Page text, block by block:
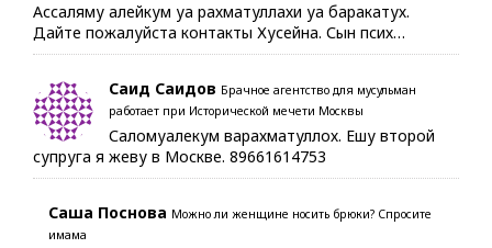
Ассаляму алейкум уа рахматуллахи уа баракатух.
Дайте пожалуйста контакты Хусейна. Сын псих…
Саид Саидов Брачное агентство для мусульман
работает при Исторической мечети Москвы
Саломуалекум варахматуллох. Ешу второй
супруга я жеву в Москве. 89661614753
Саша Поснова Можно ли женщине носить брюки? Спросите
имама